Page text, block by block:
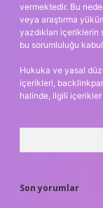
vermektedir. Bu
veya araştırma
yazdıkları
bu sorumluluğu kabul
Hukuka ve yasal
içerikleri,
halinde, ilgili içerikler
Son yorumlar